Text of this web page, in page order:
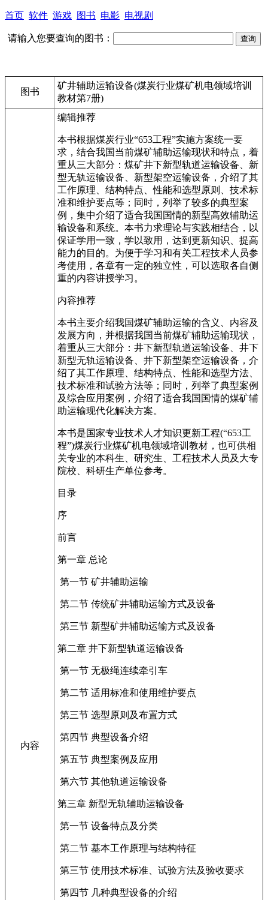
首页 软件 游戏 图书 电影 电视剧
请输入您要查询的图书：
图书
矿井辅助运输设备(煤炭行业煤矿机电领域培训
教材第7册)
内容
编辑推荐
本书根据煤炭行业“653工程”实施方案统一要
求，结合我国当前煤矿辅助运输现状和特点，着
重从三大部分：煤矿井下新型轨道运输设备、新
型无轨运输设备、新型架空运输设备，介绍了其
工作原理、结构特点、性能和选型原则、技术标
准和维护要点等；同时，列举了较多的典型案
例，集中介绍了适合我国国情的新型高效辅助运
输设备和系统。本书力求理论与实践相结合，以
保证学用一致，学以致用，达到更新知识、提高
能力的目的。为便于学习和有关工程技术人员参
考使用，各章有一定的独立性，可以选取各自侧
重的内容讲授学习。
内容推荐
本书主要介绍我国煤矿辅助运输的含义、内容及
发展方向，并根据我国当前煤矿辅助运输现状，
着重从三大部分：井下新型轨道运输设备、井下
新型无轨运输设备、井下新型架空运输设备，介
绍了其工作原理、结构特点、性能和选型方法、
技术标准和试验方法等；同时，列举了典型案例
及综合应用案例，介绍了适合我国国情的煤矿辅
助运输现代化解决方案。
本书是国家专业技术人才知识更新工程(“653工
程”)煤炭行业煤矿机电领域培训教材，也可供相
关专业的本科生、研究生、工程技术人员及大专
院校、科研生产单位参考。
目录
序
前言
第一章 总论
第一节 矿井辅助运输
第二节 传统矿井辅助运输方式及设备
第三节 新型矿井辅助运输方式及设备
第二章 井下新型轨道运输设备
第一节 无极绳连续牵引车
第二节 适用标准和使用维护要点
第三节 选型原则及布置方式
第四节 典型设备介绍
第五节 典型案例及应用
第六节 其他轨道运输设备
第三章 新型无轨辅助运输设备
第一节 设备特点及分类
第二节 基本工作原理与结构特征
第三节 使用技术标准、试验方法及验收要求
第四节 几种典型设备的介绍